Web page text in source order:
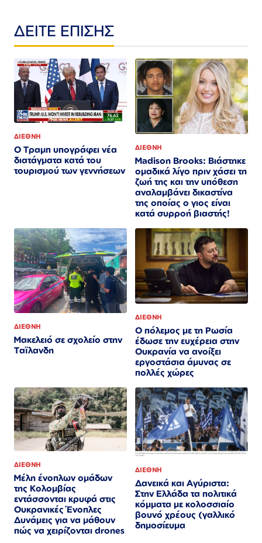
ΔΕΙΤΕ ΕΠΙΣΗΣ
ΔΙΕΘΝΗ
Ο Τραμπ υπογράφει νέα
διατάγματα κατά του
τουρισμού των γεννήσεων
ΔΙΕΘΝΗ
Madison Brooks: Βιάστηκε
ομαδικά λίγο πριν χάσει τη
ζωή της και την υπόθεση
αναλαμβάνει δικαστίνα
της οποίας ο γιος είναι
κατά συρροή βιαστής!
ΔΙΕΘΝΗ
Μακελειό σε σχολείο στην
Ταϊλανδη
ΔΙΕΘΝΗ
Ο πόλεμος με τη Ρωσία
έδωσε την ευχέρεια στην
Ουκρανία να ανοίξει
εργοστάσια άμυνας σε
πολλές χώρες
ΔΙΕΘΝΗ
Μέλη ένοπλων ομάδων
της Κολομβίας
εντάσσονται κρυφά στις
Ουκρανικές Ένοπλες
Δυνάμεις για να μάθουν
πώς να χειρίζονται drones
ΔΙΕΘΝΗ
Δανεικά και Αγύριστα:
Στην Ελλάδα τα πολιτικά
κόμματα με κολοσσιαίο
βουνό χρέους (γαλλικό
δημοσίευμα